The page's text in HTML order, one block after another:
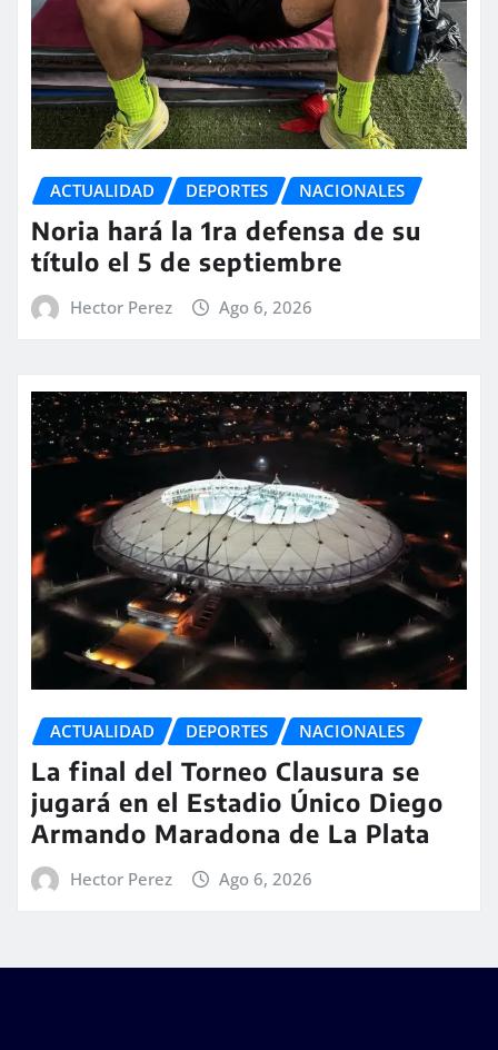
ACTUALIDAD DEPORTES NACIONALES
Noria hará la 1ra defensa de su
título el 5 de septiembre
Hector Perez Ago 6, 2026
ACTUALIDAD DEPORTES NACIONALES
La final del Torneo Clausura se
jugará en el Estadio Único Diego
Armando Maradona de La Plata
Hector Perez Ago 6, 2026